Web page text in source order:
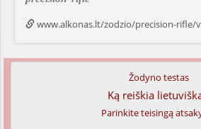
www.alkonas.lt/zodzio/precision-rifle/
Žodyno testas
Ką reiškia
Parinkite teisingą